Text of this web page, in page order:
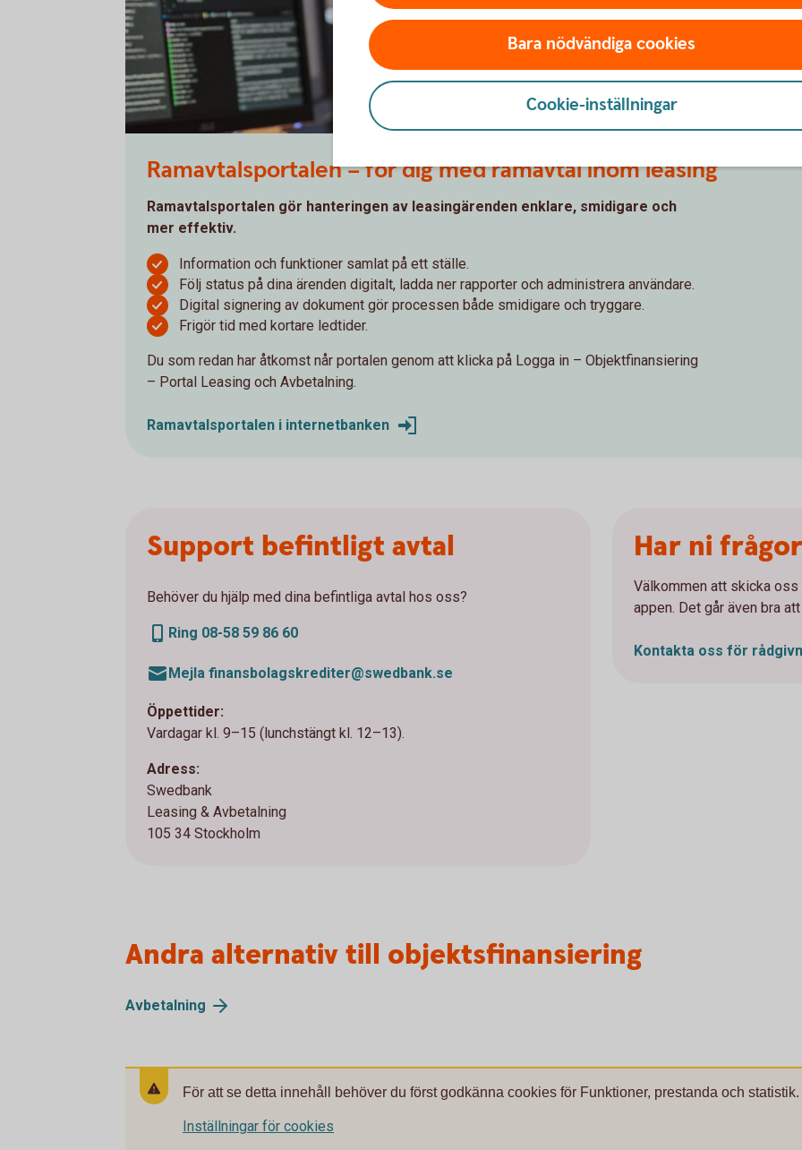
Ramavtalsportalen – för dig med ramavtal inom leasing
Ramavtalsportalen gör hanteringen av leasingärenden enklare, smidigare och
mer effektiv.
Information och funktioner samlat på ett ställe.
Följ status på dina ärenden digitalt, ladda ner rapporter och administrera användare.
Digital signering av dokument gör processen både smidigare och tryggare.
Frigör tid med kortare ledtider.
Du som redan har åtkomst når portalen genom att klicka på Logga in – Objektfinansiering
– Portal Leasing och Avbetalning.
Ramavtalsportalen i internetbanken
Support befintligt avtal
Behöver du hjälp med dina befintliga avtal hos oss?
Ring 08-58 59 86 60
Mejla finansbolagskrediter@swedbank.se
Öppettider:
Vardagar kl. 9–15 (lunchstängt kl. 12–13).
Adress:
Swedbank
Leasing & Avbetalning
105 34 Stockholm
Har ni
Välkommen att skicka
appen. Det går även bra
Kontakta oss för
Andra alternativ till objektsfinansiering
Avbetalning
För att se detta innehåll behöver du först godkänna cookies för Funktioner, prestanda och statistik.
Inställningar för cookies
Bara nödvändiga cookies
Cookie-inställningar